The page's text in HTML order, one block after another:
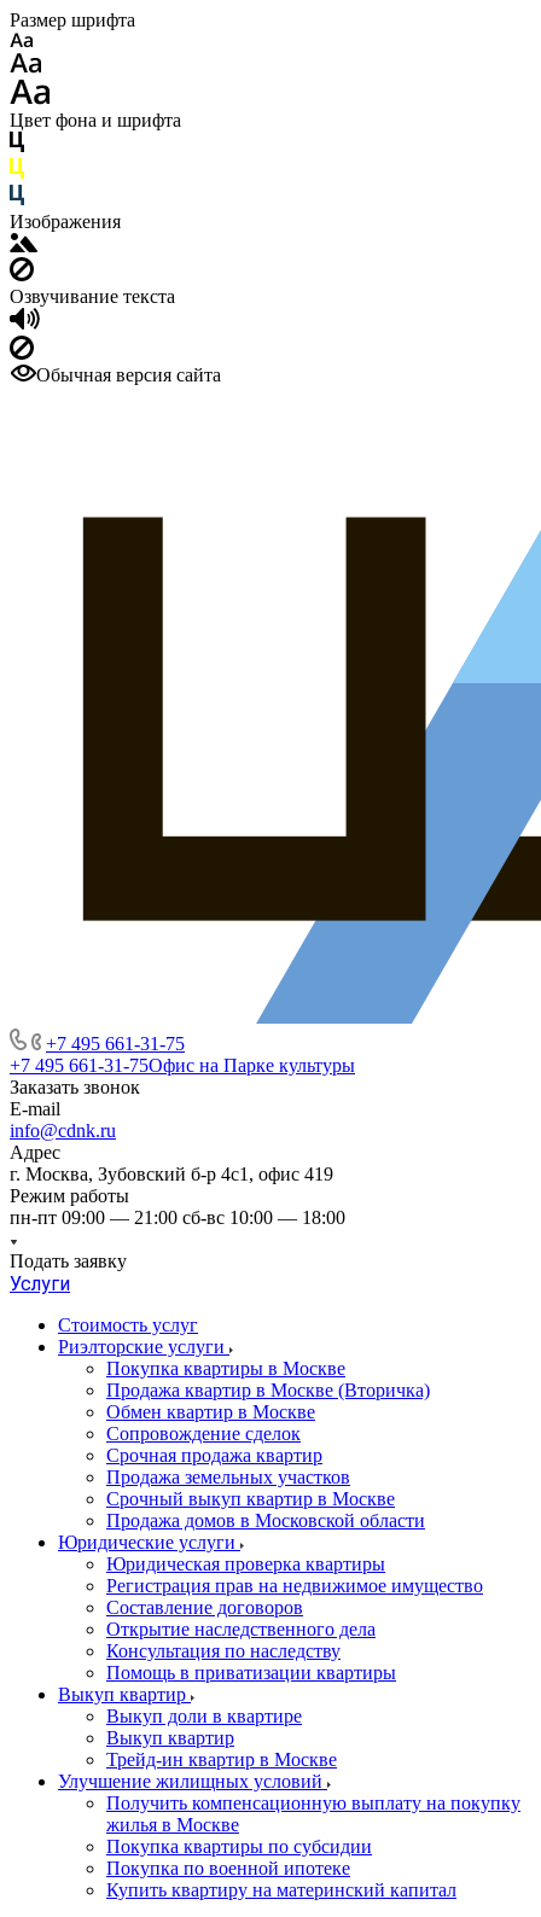
Размер шрифта
Цвет фона и шрифта
Изображения
Озвучивание текста
Обычная версия сайта
+7 495 661-31-75
+7 495 661-31-75Офис на Парке культуры
Заказать звонок
E-mail
info@cdnk.ru
Адрес
г. Москва, Зубовский б-р 4с1, офис 419
Режим работы
пн-пт 09:00 — 21:00 сб-вс 10:00 — 18:00
Подать заявку
Услуги
Стоимость услуг
Риэлторские услуги
Покупка квартиры в Москве
Продажа квартир в Москве (Вторичка)
Обмен квартир в Москве
Сопровождение сделок
Срочная продажа квартир
Продажа земельных участков
Срочный выкуп квартир в Москве
Продажа домов в Московской области
Юридические услуги
Юридическая проверка квартиры
Регистрация прав на недвижимое имущество
Составление договоров
Открытие наследственного дела
Консультация по наследству
Помощь в приватизации квартиры
Выкуп квартир
Выкуп доли в квартире
Выкуп квартир
Трейд-ин квартир в Москве
Улучшение жилищных условий
Получить компенсационную выплату на покупку
жилья в Москве
Покупка квартиры по субсидии
Покупка по военной ипотеке
Купить квартиру на материнский капитал